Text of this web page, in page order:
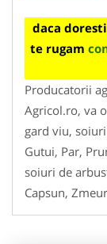
daca
te rugam
Producatorii
Agricol.ro, va
gard viu,
Gutui, Par,
soiuri de
Capsun,